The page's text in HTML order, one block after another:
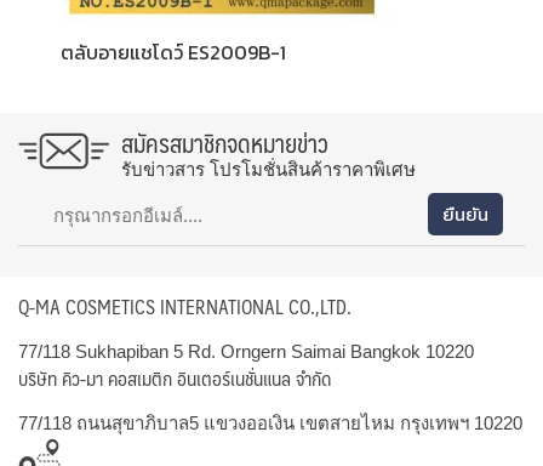
ตลับอายแชโดว์ ES2009B-1
สมัครสมาชิกจดหมายข่าว
รับข่าวสาร โปรโมชั่นสินค้าราคาพิเศษ
Q-MA COSMETICS INTERNATIONAL CO.,LTD.
77/118 Sukhapiban 5 Rd. Orngern Saimai Bangkok 10220
บริษัท คิว-มา คอสเมติก อินเตอร์เนชั่นแนล จำกัด
77/118 ถนนสุขาภิบาล5 แขวงออเงิน เขตสายไหม กรุงเทพฯ 10220